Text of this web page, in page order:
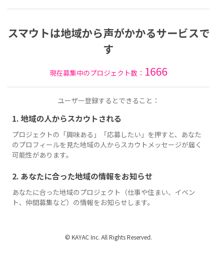
スマウトは地域から声がかかるサービスで
す
現在募集中のプロジェクト数： 1666
ユーザー登録するとできること：
1. 地域の人からスカウトされる
プロジェクトの「興味ある」「応募したい」を押すと、あなた
のプロフィールを見た地域の人からスカウトメッセージが届く
可能性があります。
2. あなたに合った地域の情報をお知らせ
あなたに合った地域のプロジェクト（仕事や住まい、イベン
ト、仲間募集など）の情報をお知らせします。
© KAYAC Inc. All Rights Reserved.